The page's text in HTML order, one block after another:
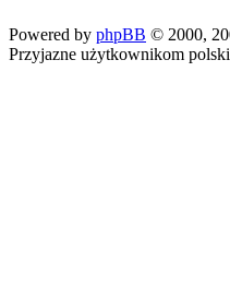
Powered by phpBB © 2000,
Przyjazne użytkownikom